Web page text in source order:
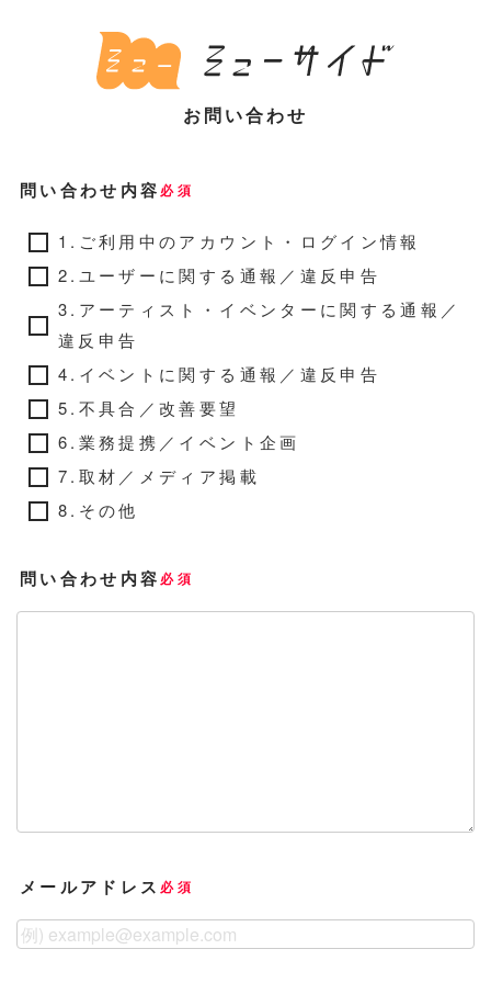
お問い合わせ
問い合わせ内容必須
1.ご利用中のアカウント・ログイン情報
2.ユーザーに関する通報／違反申告
3.アーティスト・イベンターに関する通報／
違反申告
4.イベントに関する通報／違反申告
5.不具合／改善要望
6.業務提携／イベント企画
7.取材／メディア掲載
8.その他
問い合わせ内容必須
メールアドレス必須